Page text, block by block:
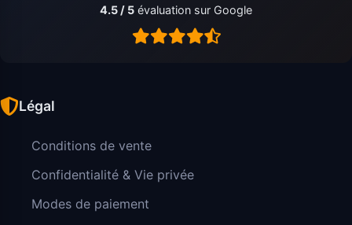
4.5 / 5 évaluation sur Google
Légal
Conditions de vente
Confidentialité & Vie privée
Modes de paiement